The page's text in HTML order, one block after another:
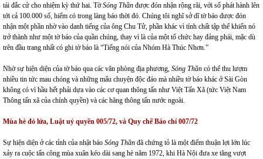
tái đắc cử cho nhiệm kỳ thứ hai. TờSóng Thần được đón nhận rộng rãi, với số phát hành lên
tới cả 100.000 số, hiếm có trong làng báo thời đó. Chúng tôi nghĩ sở dĩ tờ báo được đón
nhận một phần nhờ vào danh tiếng của ông Chu Tử, phần khác vì tính chất tập thể khiến nó
trở thành như một tờ báo của quần chúng, thay vì là của một tổ chức hay đảng phái, mặc dù
trên đầu trang nhất có ghi tờ báo là “Tiếng nói của Nhóm Hà Thúc Nhơn.”
Nhờ sự hiện diện của tờ báo qua các văn phòng địa phương, Sóng Thần có thể thu lượm
nhiều tin tức mau chóng và những mẩu chuyện độc đáo mà nhiều tờ báo khác ở Sài Gòn
không có vì hầu hết phải dựa vào các cơ quan thông tấn như Việt Tấn Xã (tức Việt Nam
Thông tấn xã của chính quyền) và các hãng thông tấn nước ngoài.
Mùa hè đỏ lửa, Luật uỷ quyền 005/72, và Quy chế Báo chí 007/72
Sự hiện diện ở các tỉnh của nhật báo Sóng Thần đã chứng tỏ là một điểm thuận lợi lớn lúc
xảy ra cuộc tấn công mùa xuân kéo dài sang hè năm 1972, khi Hà Nội đưa xe tăng vượt